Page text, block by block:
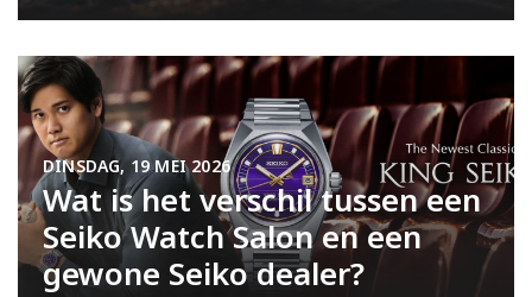
Wat is het verschil tussen een
Seiko Watch Salon en een
gewone Seiko dealer?
DINSDAG, 19 MEI 2026